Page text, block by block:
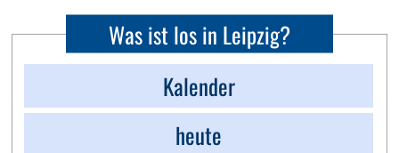
Was ist los in Leipzig?
Kalender
heute